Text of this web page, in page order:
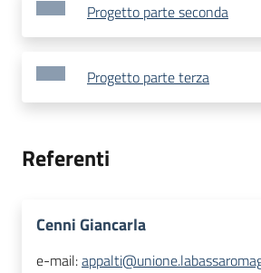
Progetto parte seconda
Progetto parte terza
Referenti
Cenni Giancarla
e-mail: